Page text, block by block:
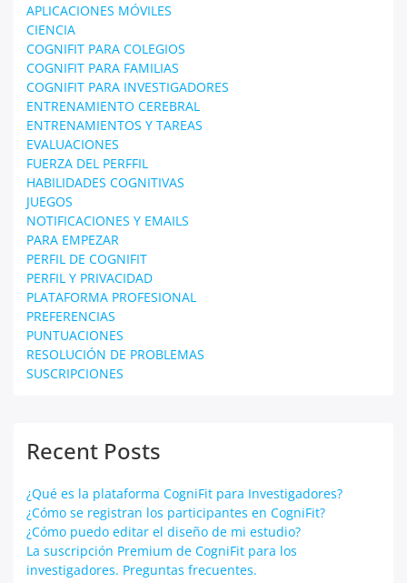
APLICACIONES MÓVILES
CIENCIA
COGNIFIT PARA COLEGIOS
COGNIFIT PARA FAMILIAS
COGNIFIT PARA INVESTIGADORES
ENTRENAMIENTO CEREBRAL
ENTRENAMIENTOS Y TAREAS
EVALUACIONES
FUERZA DEL PERFFIL
HABILIDADES COGNITIVAS
JUEGOS
NOTIFICACIONES Y EMAILS
PARA EMPEZAR
PERFIL DE COGNIFIT
PERFIL Y PRIVACIDAD
PLATAFORMA PROFESIONAL
PREFERENCIAS
PUNTUACIONES
RESOLUCIÓN DE PROBLEMAS
SUSCRIPCIONES
Recent Posts
¿Qué es la plataforma CogniFit para Investigadores?
¿Cómo se registran los participantes en CogniFit?
¿Cómo puedo editar el diseño de mi estudio?
La suscripción Premium de CogniFit para los
investigadores. Preguntas frecuentes.